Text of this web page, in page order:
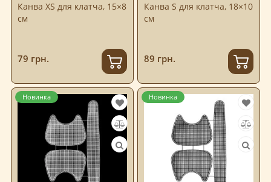
Канва XS для клатча, 15×8
см
79 грн.
Канва S для клатча, 18×10
см
89 грн.
Новинка Новинка